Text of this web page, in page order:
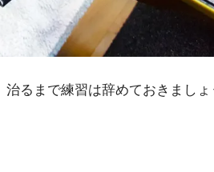
るまで練習は辞めておきましょ